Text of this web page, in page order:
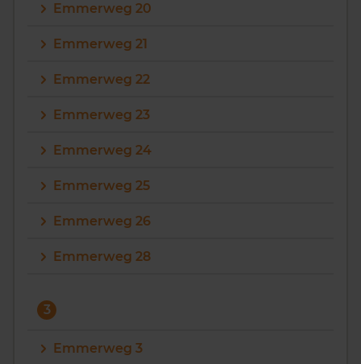
Emmerweg 20
Emmerweg 21
Emmerweg 22
Emmerweg 23
Emmerweg 24
Emmerweg 25
Emmerweg 26
Emmerweg 28
3
Emmerweg 3